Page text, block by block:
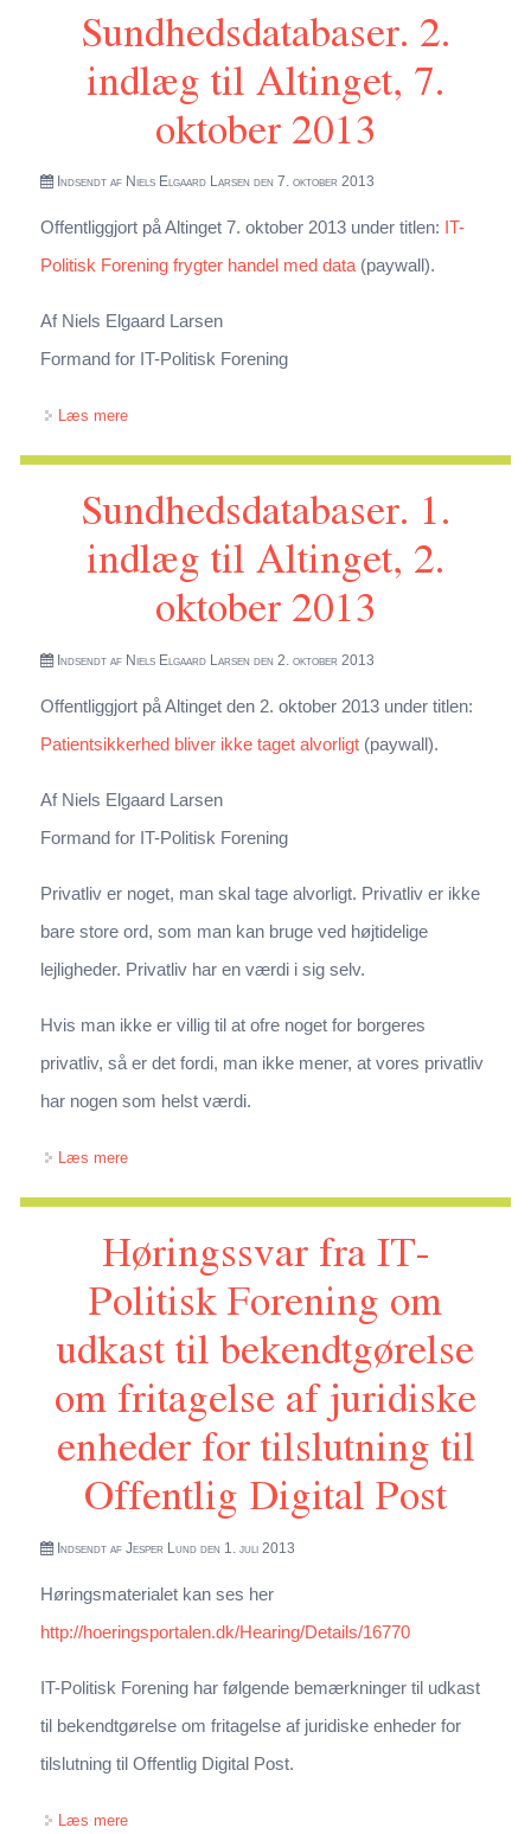
Sundhedsdatabaser. 2.
indlæg til Altinget, 7.
oktober 2013
Indsendt af Niels Elgaard Larsen den 7. oktober 2013
Offentliggjort på Altinget 7. oktober 2013 under titlen: IT-
Politisk Forening frygter handel med data(paywall).
Af Niels Elgaard Larsen
Formand for IT-Politisk Forening
Læs mereom Sundhedsdatabaser. 2. indlæg til Altinget, 7. oktober
2013
Sundhedsdatabaser. 1.
indlæg til Altinget, 2.
oktober 2013
Indsendt af Niels Elgaard Larsen den 2. oktober 2013
Offentliggjort på Altinget den 2. oktober 2013 under titlen:
Patientsikkerhed bliver ikke taget alvorligt(paywall).
Af Niels Elgaard Larsen
Formand for IT-Politisk Forening
Privatliv er noget, man skal tage alvorligt. Privatliv er ikke
bare store ord, som man kan bruge ved højtidelige
lejligheder. Privatliv har en værdi i sig selv.
Hvis man ikke er villig til at ofre noget for borgeres
privatliv, så er det fordi, man ikke mener, at vores privatliv
har nogen som helst værdi.
Læs mereom Sundhedsdatabaser. 1. indlæg til Altinget, 2. oktober
2013
Høringssvar fra IT-
Politisk Forening om
udkast til bekendtgørelse
om fritagelse af juridiske
enheder for tilslutning til
Offentlig Digital Post
Indsendt af Jesper Lundden 1. juli 2013
Høringsmaterialet kan ses her
http://hoeringsportalen.dk/Hearing/Details/16770
IT-Politisk Forening har følgende bemærkninger til udkast
til bekendtgørelse om fritagelse af juridiske enheder for
tilslutning til Offentlig Digital Post.
Læs mereom Høringssvar fra IT-Politisk Forening om udkast til